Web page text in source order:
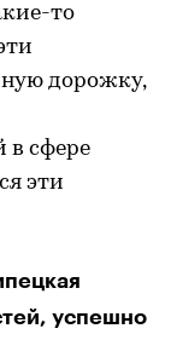
то
дорожку,
в сфере
эти
успешно